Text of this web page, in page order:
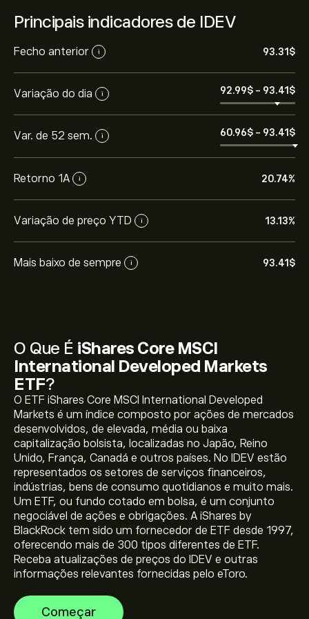
Principais indicadores de IDEV
Fecho anterior i 93.31‎$‎
Variação do dia i 92.99‎$‎ - 93.41‎$‎
Var. de 52 sem. i 60.96‎$‎ - 93.41‎$‎
Retorno 1A i 20.74%
Variação de preço YTD i 13.13%
Mais baixo de sempre i 93.41‎$‎
O Que É iShares Core MSCI
International Developed Markets
ETF?
O ETF iShares Core MSCI International Developed
Markets é um índice composto por ações de mercados
desenvolvidos, de elevada, média ou baixa
capitalização bolsista, localizadas no Japão, Reino
Unido, França, Canadá e outros países. No IDEV estão
representados os setores de serviços financeiros,
indústrias, bens de consumo quotidianos e muito mais.
Um ETF, ou fundo cotado em bolsa, é um conjunto
negociável de ações e obrigações. A iShares by
BlackRock tem sido um fornecedor de ETF desde 1997,
oferecendo mais de 300 tipos diferentes de ETF.
Receba atualizações de preços do IDEV e outras
informações relevantes fornecidas pelo eToro.
Começar
O preço atual de IDEV é 93.31‎$‎
O preço mais elevado de iShares Core MSCI
International Developed Markets ETF é 93.41‎$‎
Selecione o período de tempo "1D" ou "1S" no gráfico
históricos do preço de iShares Core MSCI International
Developed Markets ETF. O preço de iShares Core MSCI